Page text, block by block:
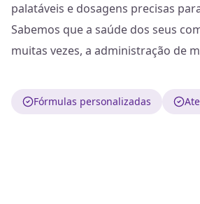
palatáveis e dosagens precisas
Sabemos que a saúde dos seus
muitas vezes, a administração de
Fórmulas personalizadas